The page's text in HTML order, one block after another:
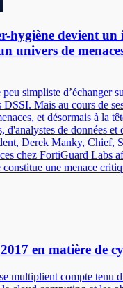
hygiène devient un
univers de
simpliste d’échanger
Mais au cours de
et désormais à la
d'analystes de données et
Derek Manky, Chief,
chez FortiGuard Labs
une menace
en matière de
multiplient compte tenu